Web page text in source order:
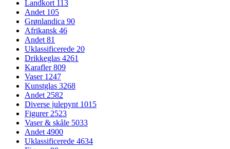
Landkort 113
Andet 105
Grønlandica 90
Afrikansk 46
Andet81
Uklassificerede 20
Drikkeglas 4261
Karafler809
Vaser 1247
Kunstglas 3268
Andet2582
Diverse julepynt 1015
Figurer2523
Vaser & skåle 5033
Andet4900
Uklassificerede 4634